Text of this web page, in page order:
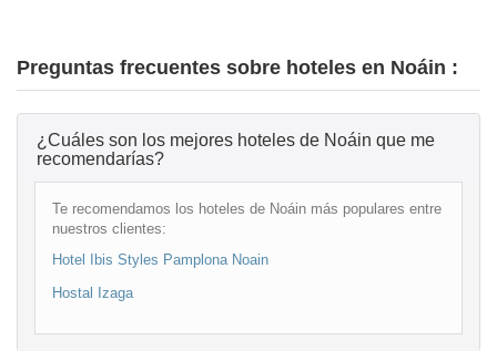
Preguntas frecuentes sobre hoteles en Noáin :
¿Cuáles son los mejores hoteles de Noáin que me
recomendarías?
Te recomendamos los hoteles de Noáin más populares entre
nuestros clientes:
Hotel Ibis Styles Pamplona Noain
Hostal Izaga